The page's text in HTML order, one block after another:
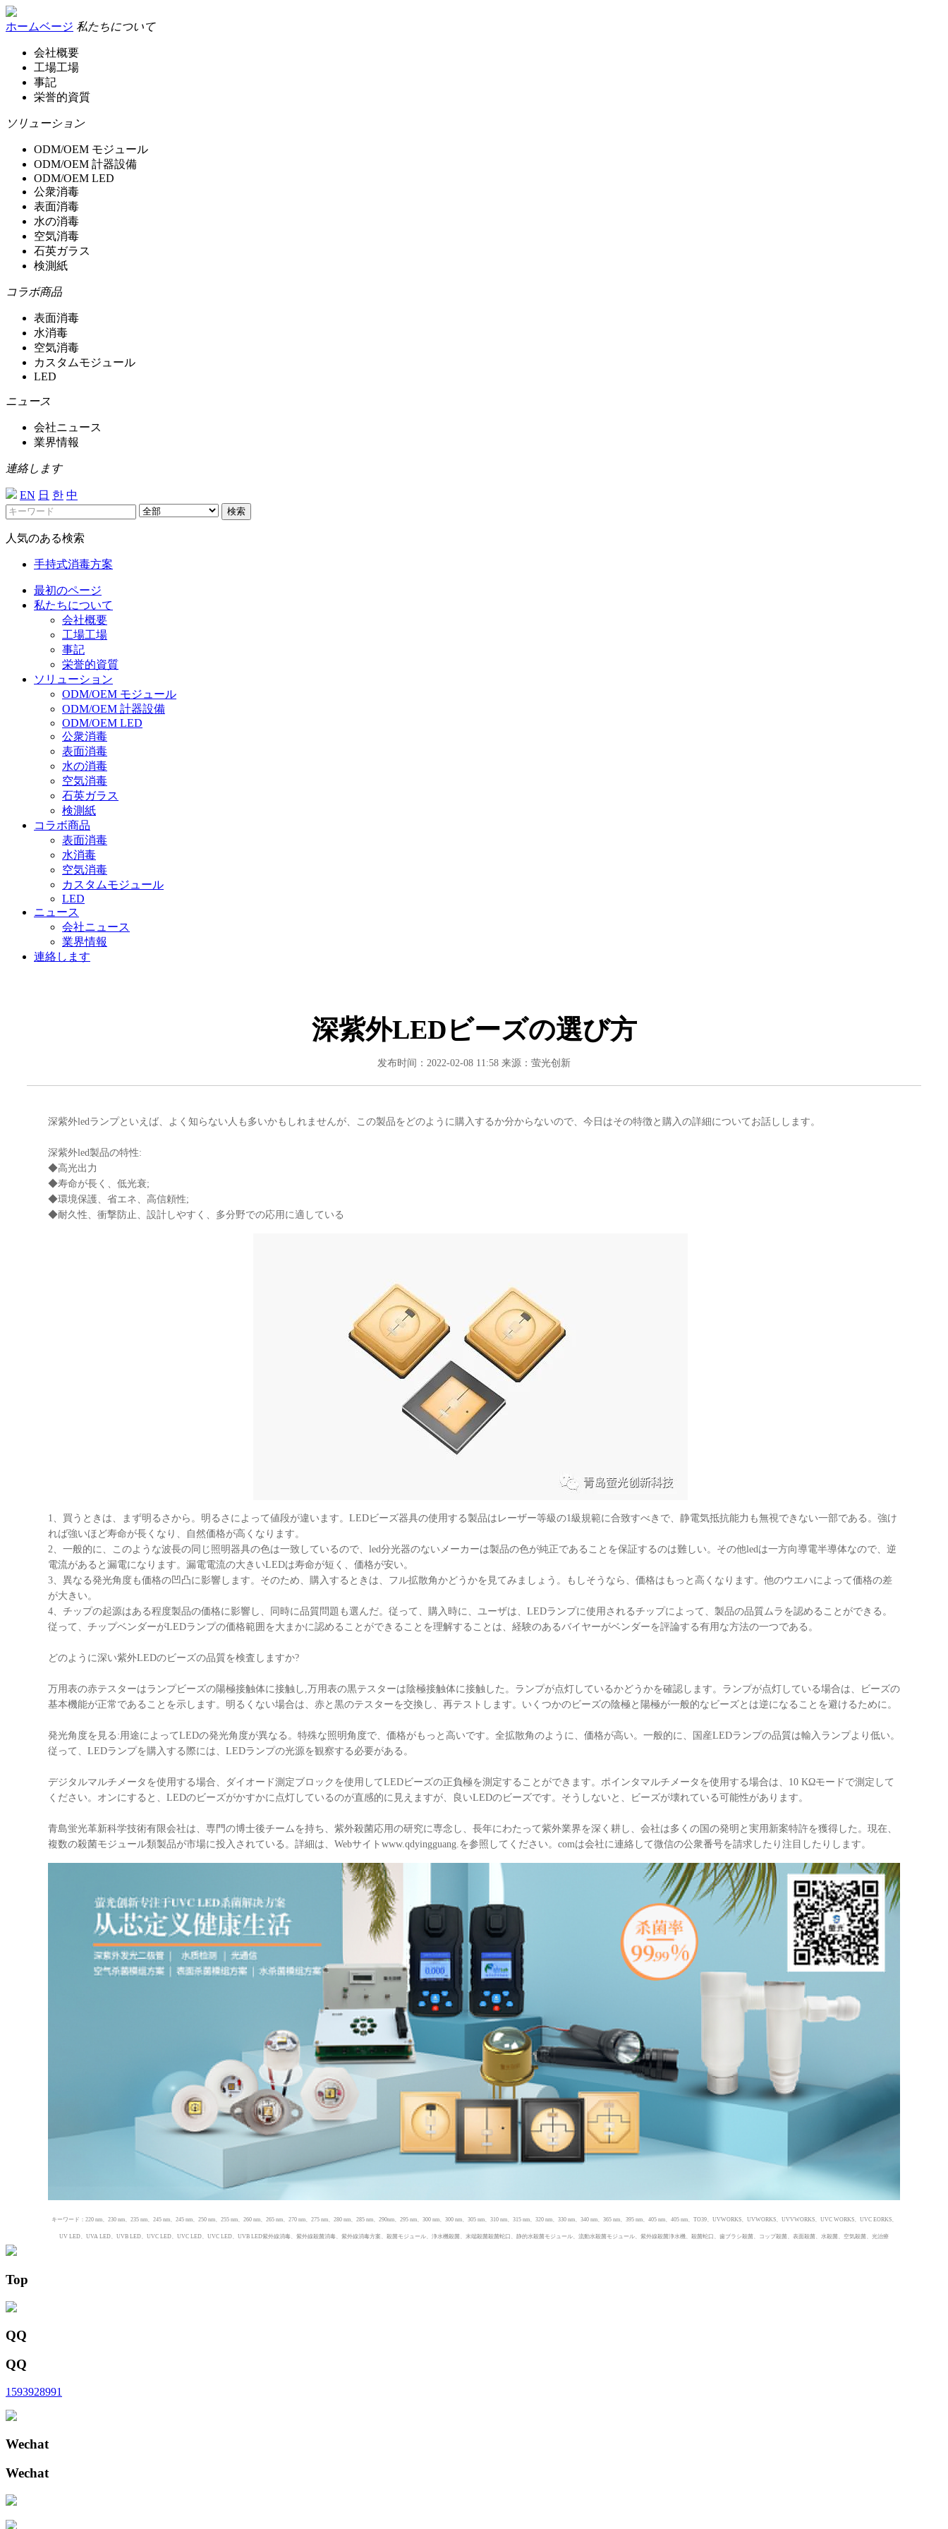
ホームベージ 私たちについて
会社概要
工場工場
事記
栄誉的資質
ソリューション
ODM/OEM モジュール
ODM/OEM 計器設備
ODM/OEM LED
公衆消毒
表面消毒
水の消毒
空気消毒
石英ガラス
検測紙
コラボ商品
表面消毒
水消毒
空気消毒
カスタムモジュール
LED
ニュース
会社ニュース
業界情報
連絡します
EN 日 한 中
検索
人気のある検索
手持式消毒方案
最初のページ
私たちについて
会社概要
工場工場
事記
栄誉的資質
ソリューション
ODM/OEM モジュール
ODM/OEM 計器設備
ODM/OEM LED
公衆消毒
表面消毒
水の消毒
空気消毒
石英ガラス
検測紙
コラボ商品
表面消毒
水消毒
空気消毒
カスタムモジュール
LED
ニュース
会社ニュース
業界情報
連絡します
深紫外LEDビーズの選び方
发布时间：2022-02-08 11:58 来源：萤光创新
深紫外ledランプといえば、よく知らない人も多いかもしれませんが、この製品をどのように購入するか分からないので、今日はその特徴と購入の詳細についてお話しします。
深紫外led製品の特性:
◆高光出力
◆寿命が長く、低光衰;
◆環境保護、省エネ、高信頼性;
◆耐久性、衝撃防止、設計しやすく、多分野での応用に適している
1、買うときは、まず明るさから。明るさによって値段が違います。LEDビーズ器具の使用する製品はレーザー等級の1級規範に合致すべきで、静電気抵抗能力も無視できない一部である。強け
れば強いほど寿命が長くなり、自然価格が高くなります。
2、一般的に、このような波長の同じ照明器具の色は一致しているので、led分光器のないメーカーは製品の色が純正であることを保証するのは難しい。その他ledは一方向導電半導体なので、逆
電流があると漏電になります。漏電電流の大きいLEDは寿命が短く、価格が安い。
3、異なる発光角度も価格の凹凸に影響します。そのため、購入するときは、フル拡散角かどうかを見てみましょう。もしそうなら、価格はもっと高くなります。他のウエハによって価格の差
が大きい。
4、チップの起源はある程度製品の価格に影響し、同時に品質問題も選んだ。従って、購入時に、ユーザは、LEDランプに使用されるチップによって、製品の品質ムラを認めることができる。
従って、チップベンダーがLEDランプの価格範囲を大まかに認めることができることを理解することは、経験のあるバイヤーがベンダーを評論する有用な方法の一つである。
どのように深い紫外LEDのビーズの品質を検査しますか?
万用表の赤テスターはランプビーズの陽極接触体に接触し,万用表の黒テスターは陰極接触体に接触した。ランプが点灯しているかどうかを確認します。ランプが点灯している場合は、ビーズの
基本機能が正常であることを示します。明るくない場合は、赤と黒のテスターを交換し、再テストします。いくつかのビーズの陰極と陽極が一般的なビーズとは逆になることを避けるために。
発光角度を見る:用途によってLEDの発光角度が異なる。特殊な照明角度で、価格がもっと高いです。全拡散角のように、価格が高い。一般的に、国産LEDランプの品質は輸入ランプより低い。
従って、LEDランプを購入する際には、LEDランプの光源を観察する必要がある。
デジタルマルチメータを使用する場合、ダイオード測定ブロックを使用してLEDビーズの正負極を測定することができます。ポインタマルチメータを使用する場合は、10 KΩモードで測定して
ください。オンにすると、LEDのビーズがかすかに点灯しているのが直感的に見えますが、良いLEDのビーズです。そうしないと、ビーズが壊れている可能性があります。
青島蛍光革新科学技術有限会社は、専門の博士後チームを持ち、紫外殺菌応用の研究に専念し、長年にわたって紫外業界を深く耕し、会社は多くの国の発明と実用新案特許を獲得した。現在、
複数の殺菌モジュール類製品が市場に投入されている。詳細は、Webサイトwww.qdyingguang.を参照してください。comは会社に連絡して微信の公衆番号を請求したり注目したりします。
キーワード：220 nm、230 nm、235 nm、245 nm、245 nm、250 nm、255 nm、260 nm、265 nm、270 nm、275 nm、280 nm、285 nm、290nm、295 nm、300 nm、300 nm、305 nm、310 nm、315 nm、320 nm、330 nm、340 nm、365 nm、395 nm、405 nm、405 nm、TO39、UVWORKS、UVWORKS、UVVWORKS、UVC WORKS、UVC EORKS、
UV LED、UVA LED、UVB LED、UVC LED、UVC LED、UVC LED、UVB LED紫外線消毒、紫外線殺菌消毒、紫外線消毒方案、殺菌モジュール、浄水機殺菌、末端殺菌殺菌蛇口、静的水殺菌モジュール、流動水殺菌モジュール、紫外線殺菌浄水機、殺菌蛇口、歯ブラシ殺菌、コップ殺菌、表面殺菌、水殺菌、空気殺菌、光治療
Top
QQ
QQ
1593928991
Wechat
Wechat